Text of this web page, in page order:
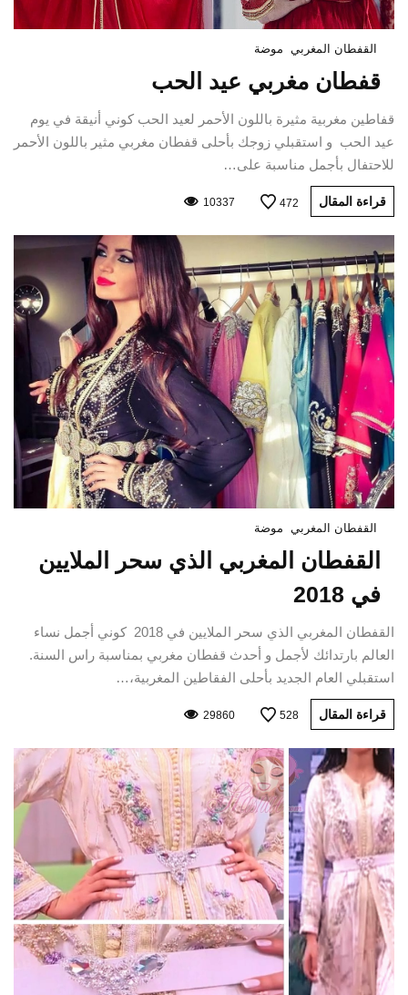
القفطان المغربي موضة
قفطان مغربي عيد الحب
قفاطين مغربية مثيرة باللون الأحمر لعيد الحب كوني أنيقة في يوم
عيد الحب و استقبلي زوجك بأحلى قفطان مغربي مثير باللون الأحمر
للاحتفال بأجمل مناسبة على…
قراءة المقال 472
10337
القفطان المغربي موضة
القفطان المغربي الذي سحر الملايين
في 2018
القفطان المغربي الذي سحر الملايين في 2018 كوني أجمل نساء
العالم بارتدائك لأجمل و أحدث قفطان مغربي بمناسبة راس السنة.
استقبلي العام الجديد بأحلى الفقاطين المغربية،…
قراءة المقال 528
29860